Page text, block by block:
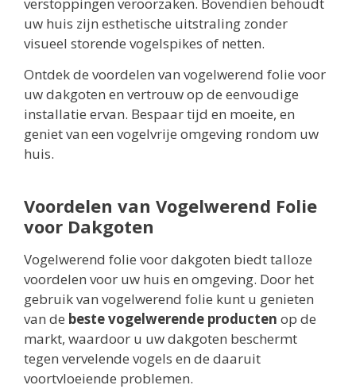
uw huis zijn esthetische uitstraling zonder
visueel storende vogelspikes of netten.
Ontdek de voordelen van vogelwerend folie voor
uw dakgoten en vertrouw op de eenvoudige
installatie ervan. Bespaar tijd en moeite, en
geniet van een vogelvrije omgeving rondom uw
huis.
Voordelen van Vogelwerend Folie
voor Dakgoten
Vogelwerend folie voor dakgoten biedt talloze
voordelen voor uw huis en omgeving. Door het
gebruik van vogelwerend folie kunt u genieten
van de beste vogelwerende producten op de
markt, waardoor u uw dakgoten beschermt
tegen vervelende vogels en de daaruit
voortvloeiende problemen.